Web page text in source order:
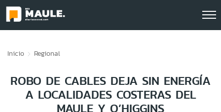
Inicio Regional
ROBO DE CABLES DEJA SIN ENERGÍA
A LOCALIDADES COSTERAS DEL
MAULE Y O’HIGGINS